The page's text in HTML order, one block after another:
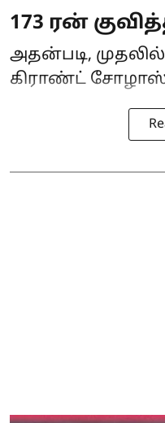
173 ரன்
அதன்படி, முதலில்
கிராண்ட்